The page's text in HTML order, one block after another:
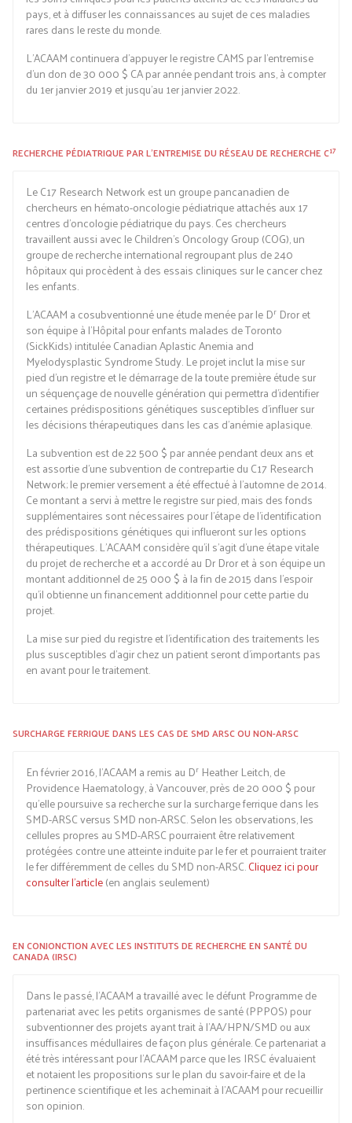
pays, et à diffuser les connaissances au sujet de ces maladies
rares dans le reste du monde.
L’ACAAM continuera d’appuyer le registre CAMS par l’entremise
d’un don de 30 000 $ CA par année pendant trois ans, à compter
du 1er janvier 2019 et jusqu’au 1er janvier 2022.
RECHERCHE PÉDIATRIQUE PAR L’ENTREMISE DU RÉSEAU DE RECHERCHE C17
Le C17 Research Network est un groupe pancanadien de
chercheurs en hémato-oncologie pédiatrique attachés aux 17
centres d’oncologie pédiatrique du pays. Ces chercheurs
travaillent aussi avec le Children’s Oncology Group (COG), un
groupe de recherche international regroupant plus de 240
hôpitaux qui procèdent à des essais cliniques sur le cancer chez
les enfants.
L’ACAAM a cosubventionné une étude menée par le Dr Dror et
son équipe à l’Hôpital pour enfants malades de Toronto
(SickKids) intitulée Canadian Aplastic Anemia and
Myelodysplastic Syndrome Study. Le projet inclut la mise sur
pied d’un registre et le démarrage de la toute première étude sur
un séquençage de nouvelle génération qui permettra d’identifier
certaines prédispositions génétiques susceptibles d’influer sur
les décisions thérapeutiques dans les cas d’anémie aplasique.
La subvention est de 22 500 $ par année pendant deux ans et
est assortie d’une subvention de contrepartie du C17 Research
Network; le premier versement a été effectué à l’automne de 2014.
Ce montant a servi à mettre le registre sur pied, mais des fonds
supplémentaires sont nécessaires pour l’étape de l’identification
des prédispositions génétiques qui influeront sur les options
thérapeutiques. L’ACAAM considère qu’il s’agit d’une étape vitale
du projet de recherche et a accordé au Dr Dror et à son équipe un
montant additionnel de 25 000 $ à la fin de 2015 dans l’espoir
qu’il obtienne un financement additionnel pour cette partie du
projet.
La mise sur pied du registre et l’identification des traitements les
plus susceptibles d’agir chez un patient seront d’importants pas
en avant pour le traitement.
SURCHARGE FERRIQUE DANS LES CAS DE SMD ARSC OU NON-ARSC
En février 2016, l’ACAAM a remis au Dr Heather Leitch, de
Providence Haematology, à Vancouver, près de 20 000 $ pour
qu’elle poursuive sa recherche sur la surcharge ferrique dans les
SMD-ARSC versus SMD non-ARSC. Selon les observations, les
cellules propres au SMD-ARSC pourraient être relativement
protégées contre une atteinte induite par le fer et pourraient traiter
le fer différemment de celles du SMD non-ARSC.Cliquez ici pour
consulter l’article(en anglais seulement)
EN CONJONCTION AVEC LES INSTITUTS DE RECHERCHE EN SANTÉ DU
CANADA (IRSC)
Dans le passé, l’ACAAM a travaillé avec le défunt Programme de
partenariat avec les petits organismes de santé (PPPOS) pour
subventionner des projets ayant trait à l’AA/HPN/SMD ou aux
insuffisances médullaires de façon plus générale. Ce partenariat a
été très intéressant pour l’ACAAM parce que les IRSC évaluaient
et notaient les propositions sur le plan du savoir-faire et de la
pertinence scientifique et les acheminait à l’ACAAM pour recueillir
son opinion.